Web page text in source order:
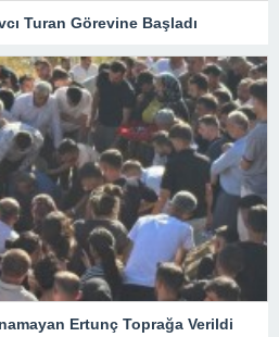
Turan Görevine Başladı
Ertunç Toprağa Verildi